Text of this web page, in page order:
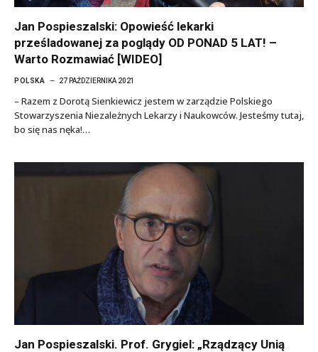
Jan Pospieszalski: Opowieść lekarki
prześladowanej za poglądy OD PONAD 5 LAT! –
Warto Rozmawiać [WIDEO]
POLSKA 27 PAŹDZIERNIKA 2021
– Razem z Dorotą Sienkiewicz jestem w zarządzie Polskiego
Stowarzyszenia Niezależnych Lekarzy i Naukowców. Jesteśmy tutaj,
bo się nas nęka!…
Jan Pospieszalski. Prof. Grygiel: „Rządzący Unią